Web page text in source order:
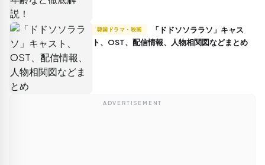
韓国ドラマ・映画
ト、OST、配信情報、人物相関図などまとめ
ADVERTISEMENT